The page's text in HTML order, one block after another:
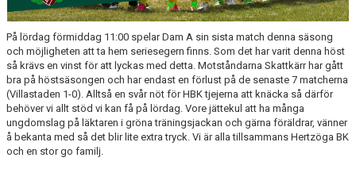
På lördag förmiddag 11:00 spelar Dam A sin sista match denna säsong
och möjligheten att ta hem seriesegern finns. Som det har varit denna höst
så krävs en vinst för att lyckas med detta. Motståndarna Skattkärr har gått
bra på höstsäsongen och har endast en förlust på de senaste 7 matcherna
(Villastaden 1-0). Alltså en svår nöt för HBK tjejerna att knäcka så därför
behöver vi allt stöd vi kan få på lördag. Vore jättekul att ha många
ungdomslag på läktaren i gröna träningsjackan och gärna föräldrar, vänner
å bekanta med så det blir lite extra tryck. Vi är alla tillsammans Hertzöga BK
och en stor go familj.